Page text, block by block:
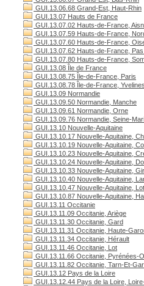
GUI.13.06.68 Grand-Est, Haut-Rhin
GUI.13.07 Hauts de France
GUI.13.07.02 Hauts-de-France,
GUI.13.07.59 Hauts-de-France,
GUI.13.07.60 Hauts-de-France,
GUI.13.07.62 Hauts-de-France,
GUI.13.07.80 Hauts-de-France,
GUI.13.08 Île de France
GUI.13.08.75 Île-de-France, Paris
GUI.13.08.78 Île-de-France,
GUI.13.09 Normandie
GUI.13.09.50 Normandie, Manche
GUI.13.09.61 Normandie, Orne
GUI.13.09.76 Normandie, Seine-
GUI.13.10 Nouvelle-Aquitaine
GUI.13.10.17 Nouvelle-Aquitaine,
GUI.13.10.19 Nouvelle-Aquitaine,
GUI.13.10.23 Nouvelle-Aquitaine,
GUI.13.10.24 Nouvelle-Aquitaine,
GUI.13.10.33 Nouvelle-Aquitaine,
GUI.13.10.40 Nouvelle-Aquitaine,
GUI.13.10.47 Nouvelle-Aquitaine,
GUI.13.10.87 Nouvelle-Aquitaine,
GUI.13.11 Occitanie
GUI.13.11.09 Occitanie, Ariège
GUI.13.11.30 Occitanie, Gard
GUI.13.11.31 Occitanie, Haute-
GUI.13.11.34 Occitanie, Hérault
GUI.13.11.46 Occitanie, Lot
GUI.13.11.66 Occitanie, Pyrénées-
GUI.13.11.82 Occitanie, Tarn-Et-
GUI.13.12 Pays de la Loire
GUI.13.12.44 Pays de la Loire,